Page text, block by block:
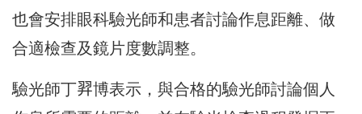
也會安排眼科驗光師和患者討論作息距離、做
合適檢查及鏡片度數調整。
驗光師丁𦐒博表示，與合格的驗光師討論個人